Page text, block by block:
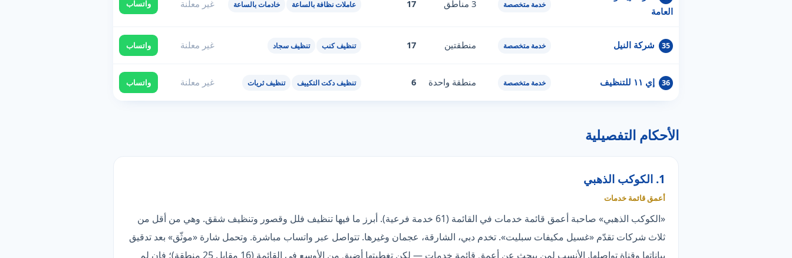
العامة
خدمة متخصصة 3 مناطق 17 عاملات نظافة بالساعة خادمات بالساعة غير معلنة واتساب
35 شركة النيل خدمة متخصصة منطقتين 17 تنظيف كنب تنظيف سجاد غير معلنة واتساب
36 إي ١١ للتنظيف خدمة متخصصة منطقة واحدة 6 تنظيف دكت التكييف تنظيف ثريات غير معلنة واتساب
الأحكام التفصيلية
1. الكوكب الذهبي
أعمق قائمة خدمات
«الكوكب الذهبي» صاحبة أعمق قائمة خدمات في القائمة (61 خدمة فرعية). أبرز ما فيها تنظيف فلل وقصور وتنظيف شقق. وهي من أقل من
ثلاث شركات تقدّم «غسيل مكيفات سبليت». تخدم دبي، الشارقة، عجمان وغيرها. تتواصل عبر واتساب مباشرة. وتحمل شارة «موثّق» بعد تدقيق
بياناتها وقناة تواصلها. الأنسب لمن يبحث عن أعمق قائمة خدمات — لكن تغطيتها أضيق من الأوسع في القائمة (16 مقابل 25 منطقة)؛ فإن لم